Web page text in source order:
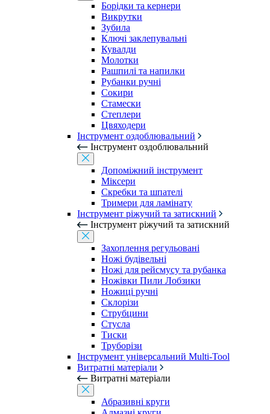
Борідки та кернери
Викрутки
Зубила
Ключі заклепувальні
Кувалди
Молотки
Рашпилі та напилки
Рубанки ручні
Сокири
Стамески
Степлери
Цвяходери
Інструмент оздоблювальний
Інструмент оздоблювальний
Допоміжний інструмент
Міксери
Скребки та шпателі
Тримери для ламінату
Інструмент ріжучий та затискний
Інструмент ріжучий та затискний
Захоплення регульовані
Ножі будівельні
Ножі для рейсмусу та рубанка
Ножівки Пили Лобзики
Ножиці ручні
Склорізи
Струбцини
Стусла
Тиски
Труборізи
Інструмент універсальний Multi-Tool
Витратні матеріали
Витратні матеріали
Абразивні круги